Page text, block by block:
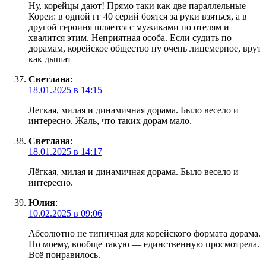
Ну, корейцы дают! Прямо таки как две параллельные
Кореи: в одной гг 40 серий боятся за руки взяться, а в
другой героиня шляется с мужиками по отелям и
хвалится этим. Неприятная особа. Если судить по
дорамам, корейское общество ну очень лицемерное, врут
как дышат
Светлана:
18.01.2025 в 14:15
Легкая, милая и динамичная дорама. Было весело и
интересно. Жаль, что таких дорам мало.
Светлана:
18.01.2025 в 14:17
Лёгкая, милая и динамичная дорама. Было весело и
интересно.
Юлия:
10.02.2025 в 09:06
Абсолютно не типичная для корейского формата дорама.
По моему, вообще такую — единственную просмотрела.
Всё понравилось.